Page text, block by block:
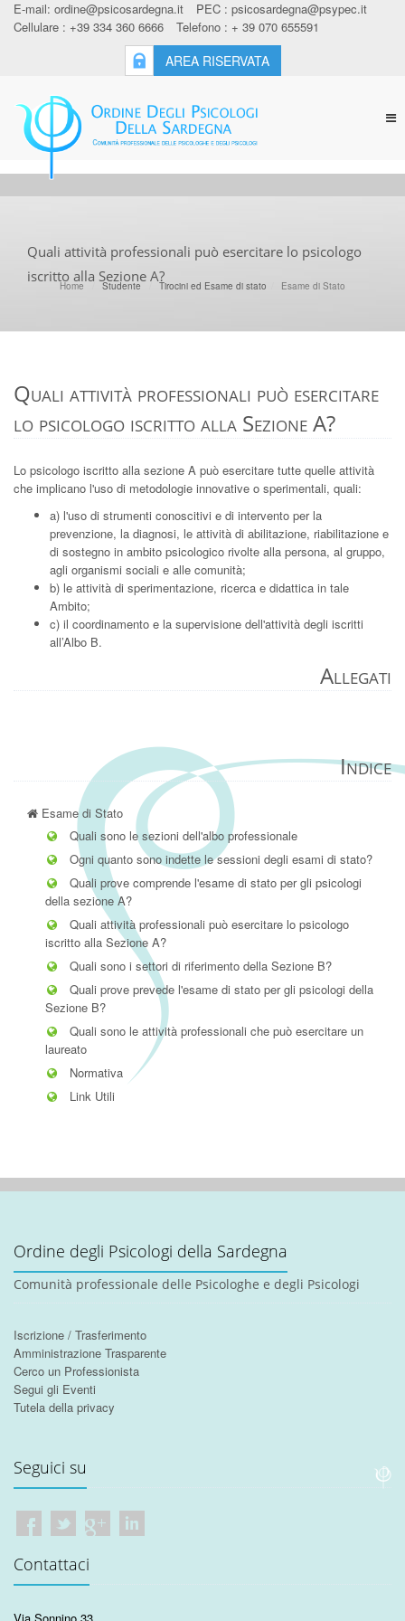
E-mail: ordine@psicosardegna.it PEC : psicosardegna@psypec.it
Cellulare : +39 334 360 6666
Telefono : + 39 070 655591
AREA RISERVATA
Quali attività professionali può esercitare lo psicologo
iscritto alla Sezione A?
Home Studente Tirocini ed Esame di stato Esame di Stato
Quali attività professionali può esercitare
lo psicologo iscritto alla Sezione A?
Lo psicologo iscritto alla sezione A può esercitare tutte quelle attività
che implicano l'uso di metodologie innovative o sperimentali, quali:
a) l'uso di strumenti conoscitivi e di intervento per la
prevenzione, la diagnosi, le attività di abilitazione, riabilitazione e
di sostegno in ambito psicologico rivolte alla persona, al gruppo,
agli organismi sociali e alle comunità;
b) le attività di sperimentazione, ricerca e didattica in tale
Ambito;
c) il coordinamento e la supervisione dell'attività degli iscritti
all’Albo B.
Allegati
Indice
Esame di Stato
Quali sono le sezioni dell'albo professionale
Ogni quanto sono indette le sessioni degli esami di stato?
Quali prove comprende l'esame di stato per gli psicologi
della sezione A?
Quali attività professionali può esercitare lo psicologo
iscritto alla Sezione A?
Quali sono i settori di riferimento della Sezione B?
Quali prove prevede l'esame di stato per gli psicologi della
Sezione B?
Quali sono le attività professionali che può esercitare un
laureato
Normativa
Link Utili
Ordine degli Psicologi della Sardegna
Comunità professionale delle Psicologhe e degli Psicologi
Iscrizione / Trasferimento
Amministrazione Trasparente
Cerco un Professionista
Segui gli Eventi
Tutela della privacy
Seguici su
Contattaci